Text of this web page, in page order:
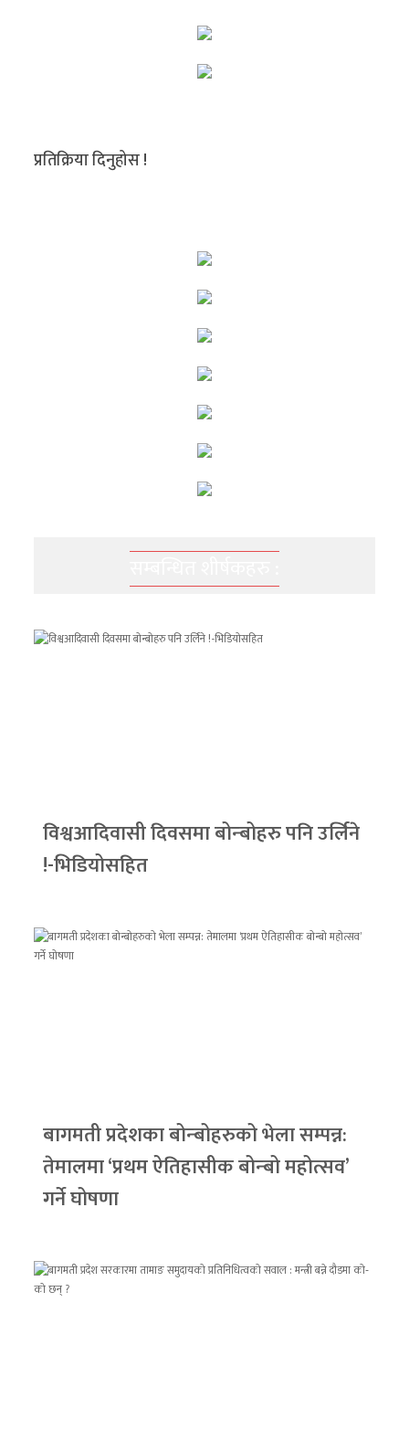
प्रतिक्रिया दिनुहोस !
विश्वआदिवासी दिवसमा बोन्बोहरु पनि उर्लिने
!-भिडियोसहित
बागमती प्रदेशका बोन्बोहरुको भेला सम्पन्न:
तेमालमा ‘प्रथम ऐतिहासीक बोन्बो महोत्सव’
गर्ने घोषणा